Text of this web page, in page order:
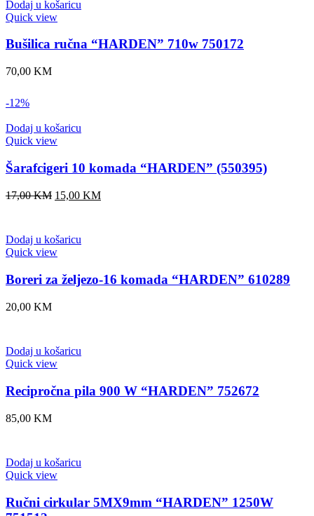
Dodaj u košaricu
Quick view
Bušilica ručna “HARDEN” 710w 750172
70,00 KM
-12%
Dodaj u košaricu
Quick view
Šarafcigeri 10 komada “HARDEN” (550395)
17,00KM 15,00 KM
Dodaj u košaricu
Quick view
Boreri za željezo-16 komada “HARDEN” 610289
20,00 KM
Dodaj u košaricu
Quick view
Recipročna pila 900 W “HARDEN” 752672
85,00 KM
Dodaj u košaricu
Quick view
Ručni cirkular 5MX9mm “HARDEN” 1250W